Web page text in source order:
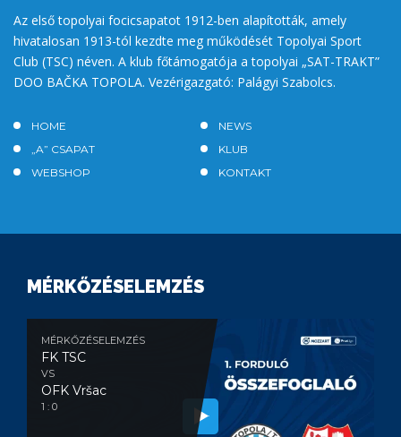
Az első topolyai focicsapatot 1912-ben alapították, amely
hivatalosan 1913-tól kezdte meg működését Topolyai Sport
Club (TSC) néven. A klub főtámogatója a topolyai „SAT-TRAKT”
DOO BAČKA TOPOLA. Vezérigazgató: Palágyi Szabolcs.
HOME
NEWS
„A” CSAPAT
KLUB
WEBSHOP
KONTAKT
MÉRKŐZÉSELEMZÉS
MÉRKŐZÉSELEMZÉS
FK TSC
VS
OFK Vršac
1 : 0